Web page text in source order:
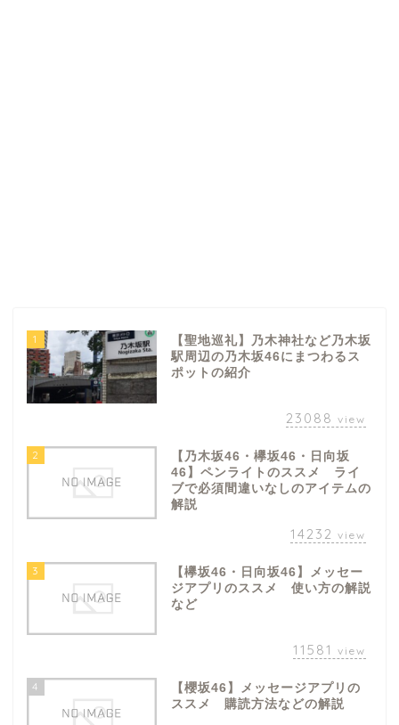
1
【聖地巡礼】乃木神社など乃木坂
駅周辺の乃木坂46にまつわるス
ポットの紹介
23088 view
2
【乃木坂46・欅坂46・日向坂
46】ペンライトのススメ ライ
ブで必須間違いなしのアイテムの
解説
14232 view
3
【欅坂46・日向坂46】メッセー
ジアプリのススメ 使い方の解説
など
11581 view
4
【櫻坂46】メッセージアプリの
ススメ 購読方法などの解説